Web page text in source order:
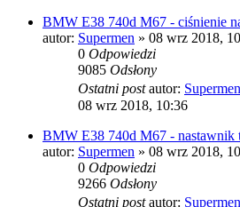
BMW E38 740d M67 - ciśnienie
autor: Supermen » 08 wrz 2018,
0 Odpowiedzi
9085 Odsłony
Ostatni postautor: Supermen
08 wrz 2018, 10:36
BMW E38 740d M67 - nastawnik
autor: Supermen » 08 wrz 2018,
0 Odpowiedzi
9266 Odsłony
Ostatni postautor: Supermen